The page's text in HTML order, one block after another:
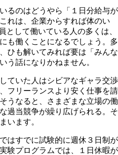
るのはどうやら「１日分給与が
れは、企業からすれば体のい
として働いている人の多くは、
も働くことになるでしょう。多
ひも解いてみれば要は「みんな
う話になりかねません。
ていた人はシビアなギャラ交渉
フリーランスより安く仕事を請
うなると、さまざまな立場の働
過当競争が繰り広げられる。そ
います。
はすでに試験的に週休３日制が
験プログラムでは、１日休暇が